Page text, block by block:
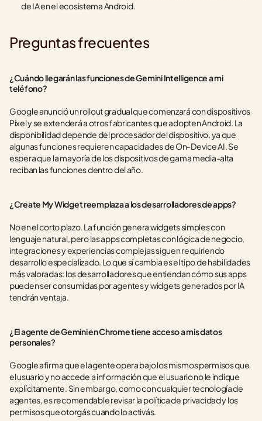
de IA en el ecosistema Android.
Preguntas frecuentes
¿Cuándo llegarán las funciones de Gemini Intelligence a mi
teléfono?
Google anunció un rollout gradual que comenzará con dispositivos
Pixel y se extenderá a otros fabricantes que adopten Android. La
disponibilidad depende del procesador del dispositivo, ya que
algunas funciones requieren capacidades de On-Device AI. Se
espera que la mayoría de los dispositivos de gama media-alta
reciban las funciones dentro del año.
¿Create My Widget reemplaza a los desarrolladores de apps?
No en el corto plazo. La función genera widgets simples con
lenguaje natural, pero las apps completas con lógica de negocio,
integraciones y experiencias complejas siguen requiriendo
desarrollo especializado. Lo que sí cambia es el tipo de habilidades
más valoradas: los desarrolladores que entiendan cómo sus apps
pueden ser consumidas por agentes y widgets generados por IA
tendrán ventaja.
¿El agente de Gemini en Chrome tiene acceso a mis datos
personales?
Google afirma que el agente opera bajo los mismos permisos que
el usuario y no accede a información que el usuario no le indique
explícitamente. Sin embargo, como con cualquier tecnología de
agentes, es recomendable revisar la política de privacidad y los
permisos que otorgás cuando lo activás.